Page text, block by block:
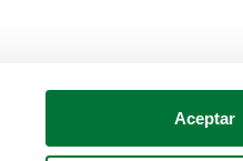
Aceptar